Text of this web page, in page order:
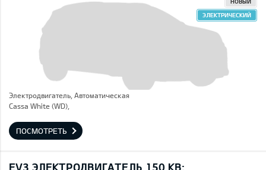
ЭЛЕКТРИЧЕСКИЙ
Электродвигатель, Автоматическая
Cassa White (WD),
ПОСМОТРЕТЬ
EV3 ЭЛЕКТРОДВИГАТЕЛЬ 150 КВ;